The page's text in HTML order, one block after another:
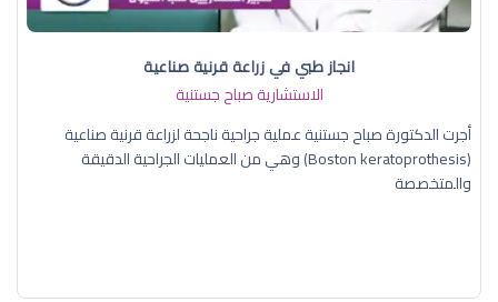
انجاز طبي في زراعة قرنية صناعية
الاستشارية صباح جستنية
أجرت الدكتورة صباح جستنية عملية جراحية ناجحة لزراعة قرنية صناعية
(Boston keratoprothesis) وهي من العمليات الجراحية الدقيقة
والمتخصصة